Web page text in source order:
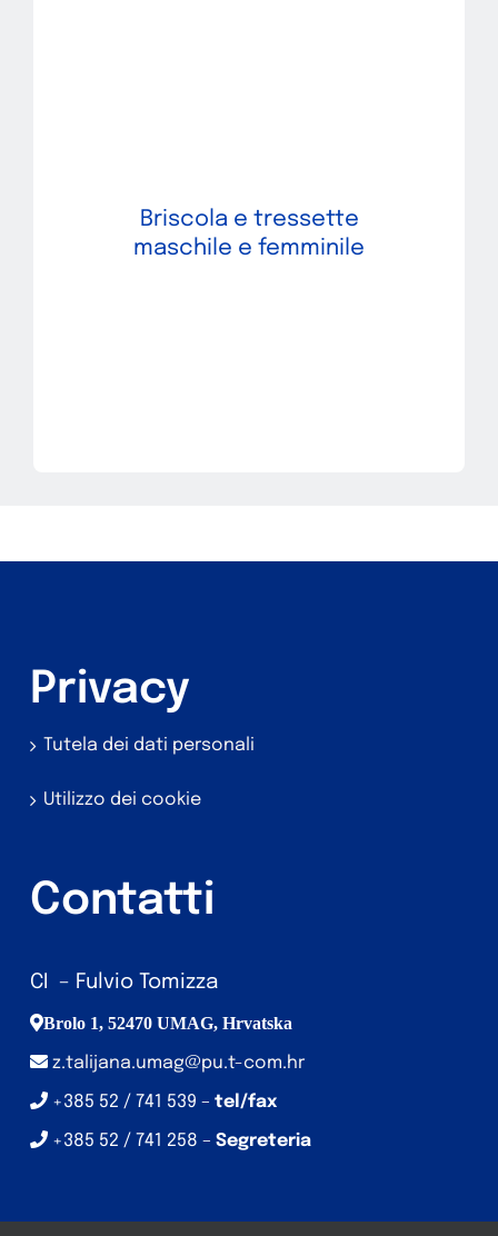
Briscola e tressette
maschile e femminile
Privacy
Tutela dei dati personali
Utilizzo dei cookie
Contatti
CI – Fulvio Tomizza
Brolo 1, 52470 UMAG, Hrvatska
z.talijana.umag@pu.t-com.hr
+385 52 / 741 539 – tel/fax
+385 52 / 741 258 – Segreteria